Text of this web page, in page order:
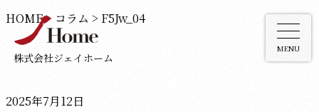
株式会社ジェイホーム
MENU
HOME> コラム > F5Jw_04
2025年7月12日